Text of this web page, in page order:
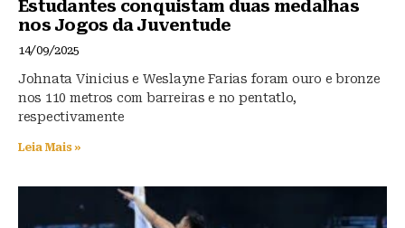
Estudantes conquistam duas medalhas
nos Jogos da Juventude
14/09/2025
Johnata Vinicius e Weslayne Farias foram ouro e bronze
nos 110 metros com barreiras e no pentatlo,
respectivamente
Leia Mais »